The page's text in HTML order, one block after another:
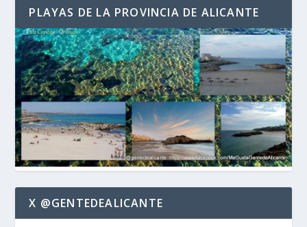
PLAYAS DE LA PROVINCIA DE ALICANTE
X @GENTEDEALICANTE